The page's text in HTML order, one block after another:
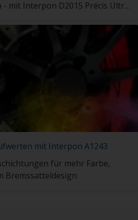
mit Interpon D2015 Précis Ultra
mit Interpon A1243
für mehr Farbe,
Bremssatteldesign